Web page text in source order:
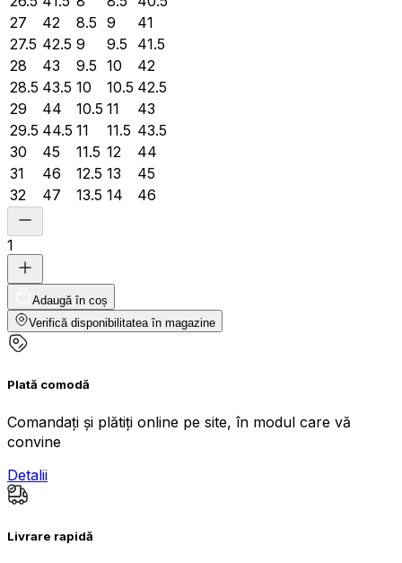
27
42 8.5 9
41
27.5 42.5 9 9.5
41.5
28
43 9.5 10
42
28.5 43.5 10 10.5 42.5
29
44 10.5 11
43
29.5 44.5 11 11.5 43.5
30
45 11.5 12
44
31
46 12.5 13
45
32
47 13.5 14 46
1
Adaugă în coș
Verifică disponibilitatea în magazine
Plată comodă
Comandați și plătiți online pe site, în modul care vă
convine
Detalii
Livrare rapidă